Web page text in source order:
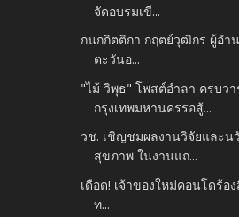
จัดอบรมเขี...
กนกกิตติกา กฤตย์วุฒิกร ผู้อำ
ตะวันอ...
"ไม้ วิพุธ" โพสต์อำลา ครบวา
กรุงเทพมหานครรอสู้...
วช. เชิญชมผลงานวิจัยและน
สุขภาพ ในงานแถ...
เดือด! เจ้าของใหม่คอนโดร้อ
ท...